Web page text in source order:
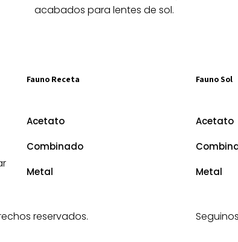
de
acabados para lentes de sol.
Fauno Receta
Acetato
Combinado
Metal
Fauno Sol
Acetato
Metal
reservados.